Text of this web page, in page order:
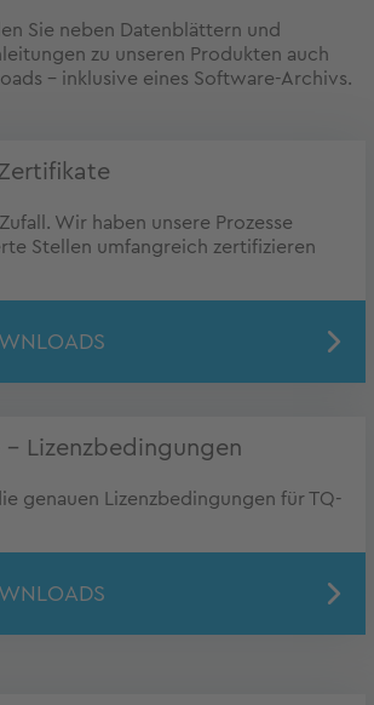
Sie neben Datenblättern und
zu unseren Produkten auch
– inklusive eines Software-Archivs.
Wir haben unsere Prozesse
Stellen umfangreich zertifizieren
Lizenzbedingungen
genauen Lizenzbedingungen für TQ-